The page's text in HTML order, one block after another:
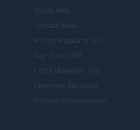
Scoop Mag
Lgbtqia News
Motors Magazine 365
Day Travel 365
Home Magazine 365
Cineverse Magazine
SecondHomeMagazine